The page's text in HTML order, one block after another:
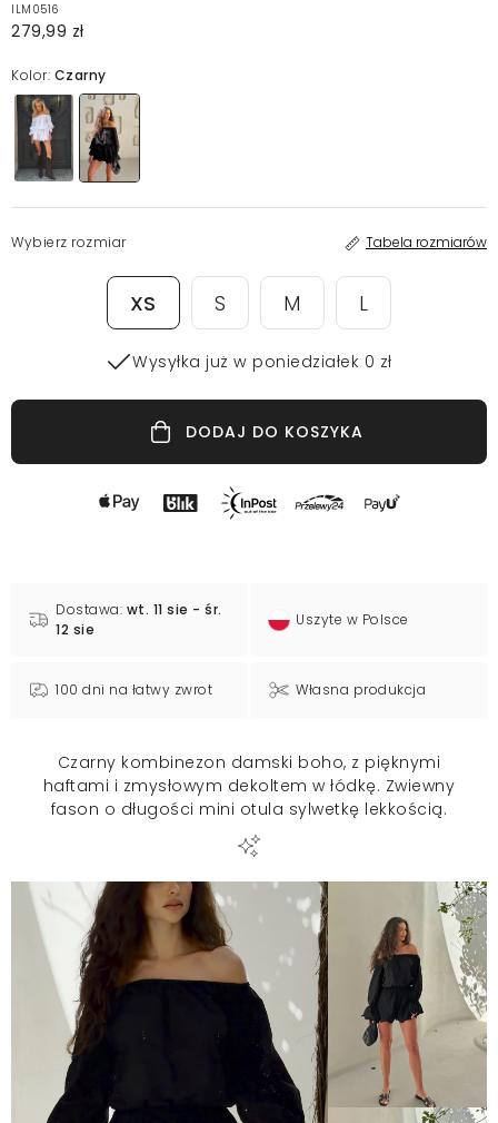
ILM0516
279,99 zł
Kolor: Czarny
Wybierz rozmiar Tabela rozmiarów
XS S M L
Wysyłka już w poniedziałek 0 zł
DODAJ DO KOSZYKA
Dostawa: wt. 11 sie - śr.
12 sie
Uszyte w Polsce
100 dni na łatwy zwrot Własna produkcja
Czarny kombinezon damski boho, z pięknymi
haftami i zmysłowym dekoltem w łódkę. Zwiewny
fason o długości mini otula sylwetkę lekkością.